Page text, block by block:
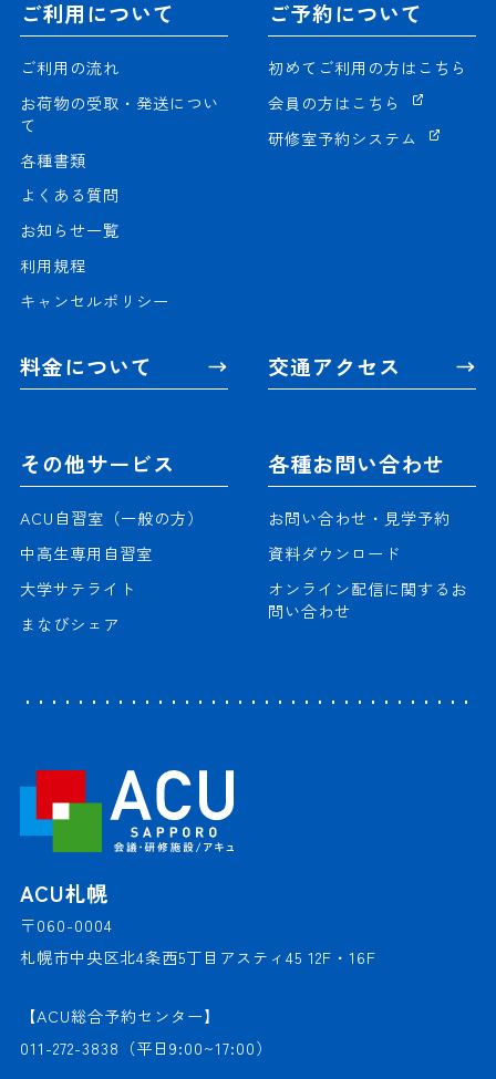
ご利用について
ご利用の流れ
お荷物の受取・発送につい
て
各種書類
よくある質問
お知らせ一覧
利用規程
キャンセルポリシー
ご予約について
初めてご利用の方はこちら
会員の方はこちら
研修室予約システム
料金について 交通アクセス
その他サービス
ACU自習室（一般の方）
中高生専用自習室
大学サテライト
まなびシェア
各種お問い合わせ
お問い合わせ・見学予約
資料ダウンロード
オンライン配信に関するお
問い合わせ
ACU札幌
〒060-0004
札幌市中央区北4条西5丁目アスティ45 12F・16F
【ACU総合予約センター】
011-272-3838 （平日9:00~17:00）